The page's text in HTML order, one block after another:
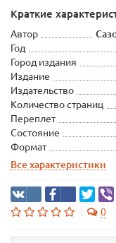
Краткие
Автор
Год
Город издания
Издание
Издательство
Количество страниц
Переплет
Состояние
Формат
Все характеристики
0